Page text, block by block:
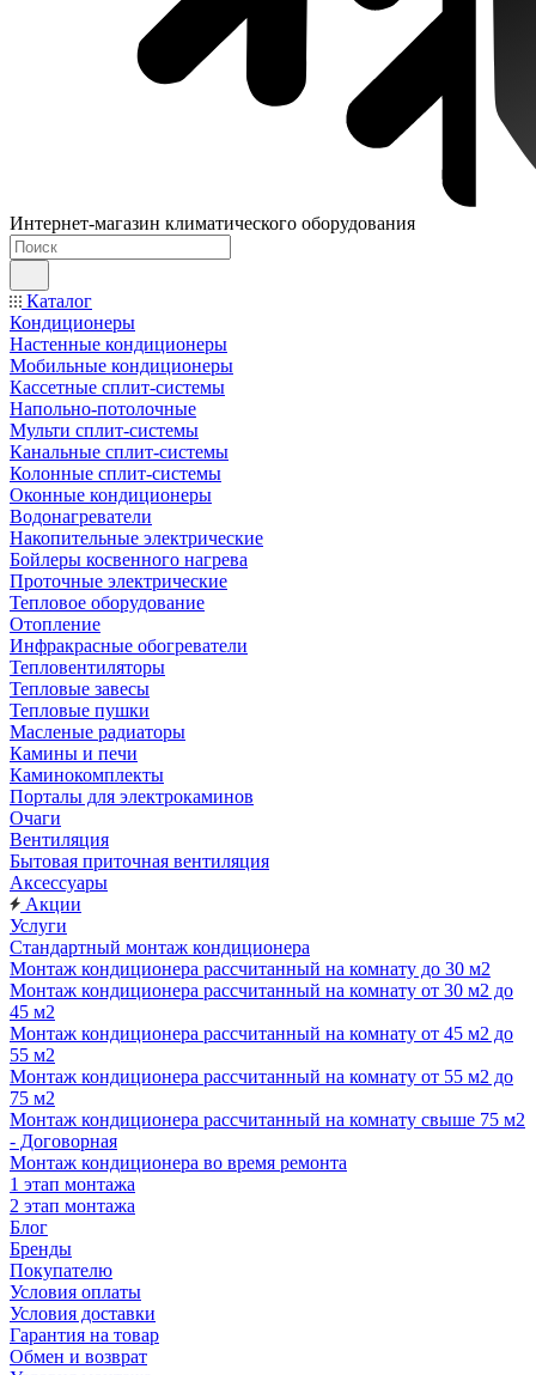
Интернет-магазин климатического оборудования
Каталог
Кондиционеры
Настенные кондиционеры
Мобильные кондиционеры
Кассетные сплит-системы
Напольно-потолочные
Мульти сплит-системы
Канальные сплит-системы
Колонные сплит-системы
Оконные кондиционеры
Водонагреватели
Накопительные электрические
Бойлеры косвенного нагрева
Проточные электрические
Тепловое оборудование
Отопление
Инфракрасные обогреватели
Тепловентиляторы
Тепловые завесы
Тепловые пушки
Масленые радиаторы
Камины и печи
Каминокомплекты
Порталы для электрокаминов
Очаги
Вентиляция
Бытовая приточная вентиляция
Аксессуары
Акции
Услуги
Стандартный монтаж кондиционера
Монтаж кондиционера рассчитанный на комнату до 30 м2
Монтаж кондиционера рассчитанный на комнату от 30 м2 до
45 м2
Монтаж кондиционера рассчитанный на комнату от 45 м2 до
55 м2
Монтаж кондиционера рассчитанный на комнату от 55 м2 до
75 м2
Монтаж кондиционера рассчитанный на комнату свыше 75 м2
- Договорная
Монтаж кондиционера во время ремонта
1 этап монтажа
2 этап монтажа
Блог
Бренды
Покупателю
Условия оплаты
Условия доставки
Гарантия на товар
Обмен и возврат